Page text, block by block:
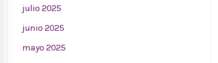
julio 2025
junio 2025
mayo 2025